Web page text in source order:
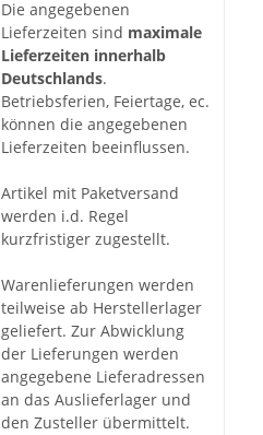
Die angegebenen
Lieferzeiten sind maximale
Lieferzeiten innerhalb
Deutschlands.
Betriebsferien, Feiertage, ec.
können die angegebenen
Lieferzeiten beeinflussen.
Artikel mit Paketversand
werden i.d. Regel
kurzfristiger zugestellt.
Warenlieferungen werden
teilweise ab Herstellerlager
geliefert. Zur Abwicklung
der Lieferungen werden
angegebene Lieferadressen
an das Auslieferlager und
den Zusteller übermittelt.